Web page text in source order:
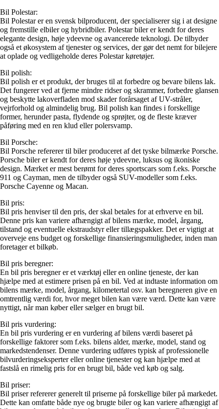
Bil Polestar:
Bil Polestar er en svensk bilproducent, der specialiserer sig i at designe
og fremstille elbiler og hybridbiler. Polestar biler er kendt for deres
elegante design, høje ydeevne og avancerede teknologi. De tilbyder
også et økosystem af tjenester og services, der gør det nemt for bilejere
at oplade og vedligeholde deres Polestar køretøjer.
Bil polish:
Bil polish er et produkt, der bruges til at forbedre og bevare bilens lak.
Det fungerer ved at fjerne mindre ridser og skrammer, forbedre glansen
og beskytte lakoverfladen mod skader forårsaget af UV-stråler,
vejrforhold og almindelig brug. Bil polish kan findes i forskellige
former, herunder pasta, flydende og sprøjter, og de fleste kræver
påføring med en ren klud eller polersvamp.
Bil Porsche:
Bil Porsche refererer til biler produceret af det tyske bilmærke Porsche.
Porsche biler er kendt for deres høje ydeevne, luksus og ikoniske
design. Mærket er mest berømt for deres sportscars som f.eks. Porsche
911 og Cayman, men de tilbyder også SUV-modeller som f.eks.
Porsche Cayenne og Macan.
Bil pris:
Bil pris henviser til den pris, der skal betales for at erhverve en bil.
Denne pris kan variere afhængigt af bilens mærke, model, årgang,
tilstand og eventuelle ekstraudstyr eller tillægspakker. Det er vigtigt at
overveje ens budget og forskellige finansieringsmuligheder, inden man
foretager et bilkøb.
Bil pris beregner:
En bil pris beregner er et værktøj eller en online tjeneste, der kan
hjælpe med at estimere prisen på en bil. Ved at indtaste information om
bilens mærke, model, årgang, kilometertal osv. kan beregneren give en
omtrentlig værdi for, hvor meget bilen kan være værd. Dette kan være
nyttigt, når man køber eller sælger en brugt bil.
Bil pris vurdering:
En bil pris vurdering er en vurdering af bilens værdi baseret på
forskellige faktorer som f.eks. bilens alder, mærke, model, stand og
markedstendenser. Denne vurdering udføres typisk af professionelle
bilvurderingseksperter eller online tjenester og kan hjælpe med at
fastslå en rimelig pris for en brugt bil, både ved køb og salg.
Bil priser:
Bil priser refererer generelt til priserne på forskellige biler på markedet.
Dette kan omfatte både nye og brugte biler og kan variere afhængigt af